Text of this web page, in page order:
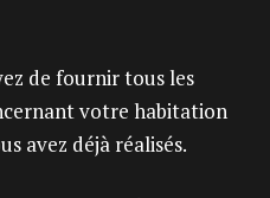
de fournir tous les
votre habitation
avez déjà réalisés.